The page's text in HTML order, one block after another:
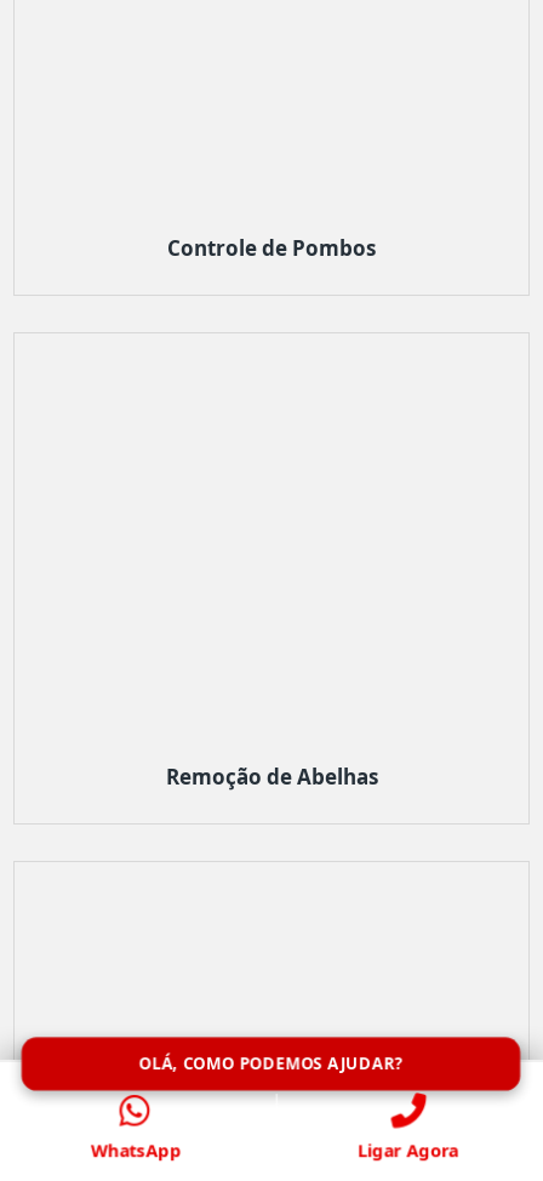
Controle de Pombos
Remoção de Abelhas
OLÁ, COMO PODEMOS AJUDAR?
WhatsApp Ligar Agora